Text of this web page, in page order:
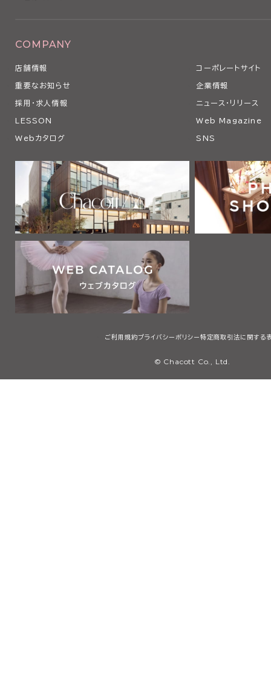
COMPANY
店舗情報 コーポレートサイト
重要なお知らせ 企業情報
採用・求人情報 ニュース・リリース
LESSON Web Magazine
Webカタログ SNS
ご利用規約プライバシーポリシー 特定商取引法に関する
© Chacott Co., Ltd.